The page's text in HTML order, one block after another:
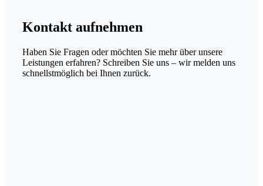
Kontakt aufnehmen
Haben Sie Fragen oder möchten Sie mehr über unsere
Leistungen erfahren? Schreiben Sie uns – wir melden uns
schnellstmöglich bei Ihnen zurück.